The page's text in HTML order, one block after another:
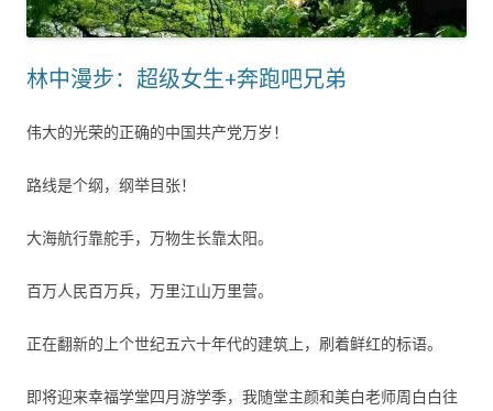
林中漫步：超级女生+奔跑吧兄弟
伟大的光荣的正确的中国共产党万岁！
路线是个纲，纲举目张！
大海航行靠舵手，万物生长靠太阳。
百万人民百万兵，万里江山万里营。
正在翻新的上个世纪五六十年代的建筑上，刷着鲜红的标语。
即将迎来幸福学堂四月游学季，我随堂主颜和美白老师周白白往